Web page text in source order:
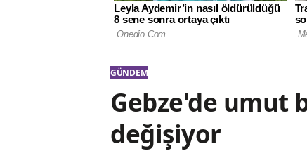
GÜNDEM
Gebze'de umut
değişiyor